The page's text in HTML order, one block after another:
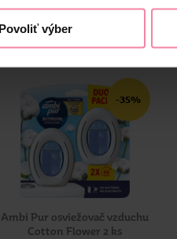
Povoliť výber
-35%
Ambi Pur osviežovač vzduchu
Cotton Flower 2 ks